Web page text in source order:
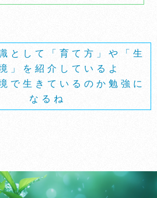
として「育て方」や「生
」を紹介しているよ
で生きているのか勉強に
なるね